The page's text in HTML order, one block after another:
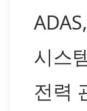
시스
전력